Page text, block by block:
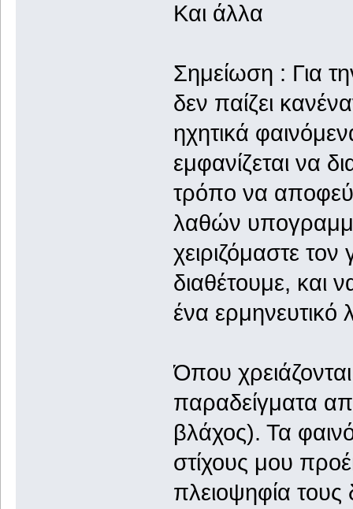
Και άλλα
Σημείωση : Για
δεν παίζει
ηχητικά
εμφανίζεται να
τρόπο να
λαθών
χειριζόμαστε
διαθέτουμε, και
ένα ερμηνευτικό
Όπου
παραδείγματα
βλάχος). Τα
στίχους μου
πλειοψηφία τους